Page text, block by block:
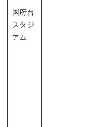
国府台
スタジ
アム